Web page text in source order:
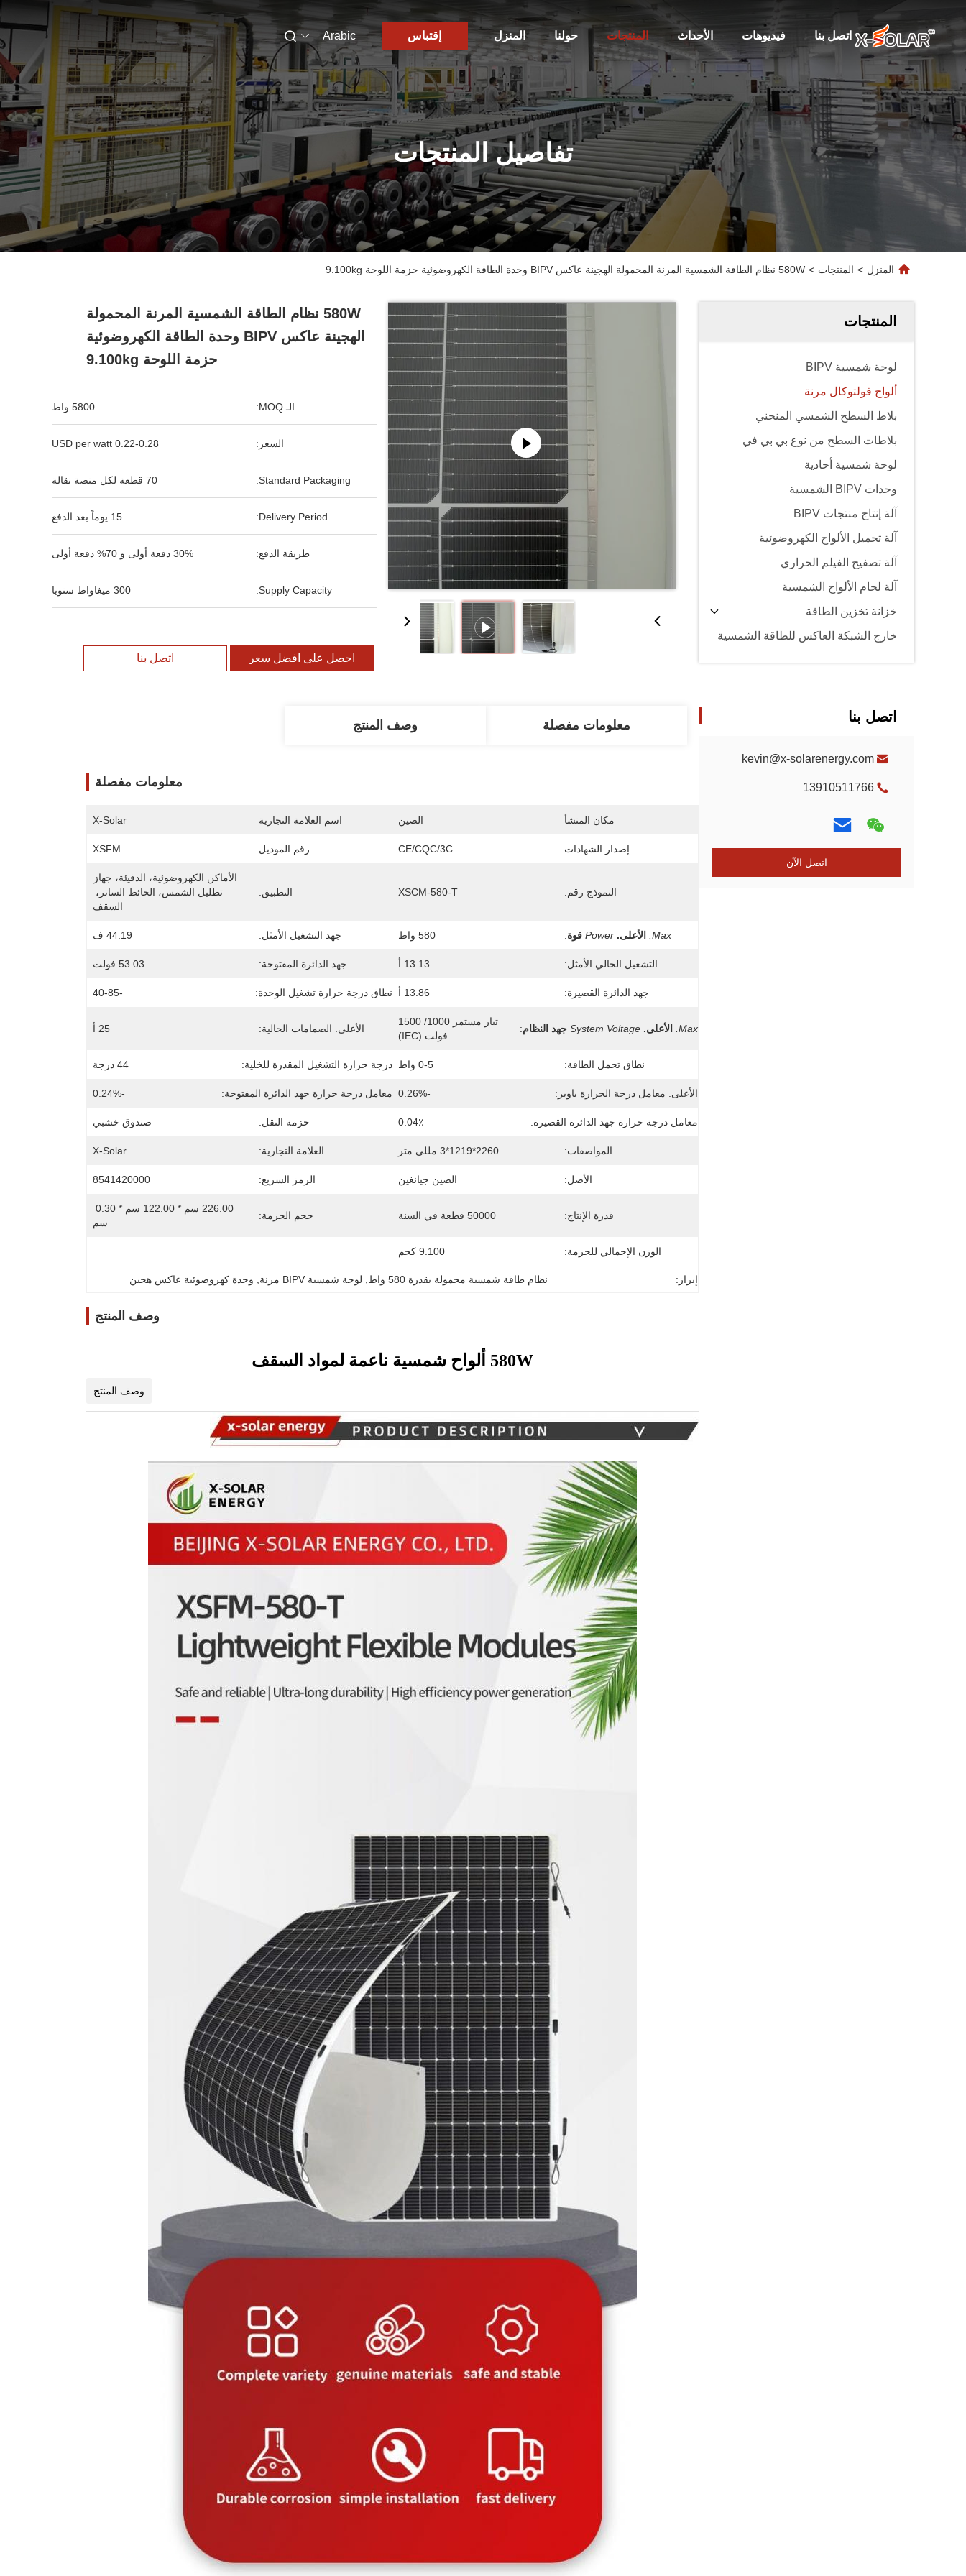
المنزل حولنا المنتجات الأحداث فيديوهات اتصل بنا إقتباس Arabic
تفاصيل المنتجات
المنزل > المنتجات > 580W نظام الطاقة الشمسية المرنة المحمولة الهجينة عاكس BIPV وحدة الطاقة الكهروضوئية حزمة اللوحة 9.100kg
المنتجات
لوحة شمسية BIPV
ألواح فولتوكال مرنة
بلاط السطح الشمسي المنحني
بلاطات السطح من نوع بي بي في
لوحة شمسية أحادية
وحدات BIPV الشمسية
آلة إنتاج منتجات BIPV
آلة تحميل الألواح الكهروضوئية
آلة تصفيح الفيلم الحراري
آلة لحام الألواح الشمسية
خزانة تخزين الطاقة
خارج الشبكة العاكس للطاقة الشمسية
اتصل بنا
kevin@x-solarenergy.com
13910511766
اتصل الآن
580W نظام الطاقة الشمسية المرنة المحمولة
الهجينة عاكس BIPV وحدة الطاقة الكهروضوئية
حزمة اللوحة 9.100kg
الـ MOQ: 5800 واط
السعر: 0.22-0.28 USD per watt
Standard Packaging: 70 قطعة لكل منصة نقالة
Delivery Period: 15 يوماً بعد الدفع
طريقة الدفع: 30% دفعة أولى و 70% دفعة أولى
Supply Capacity: 300 ميغاواط سنويا
احصل على أفضل سعر اتصل بنا
معلومات مفصلة وصف المنتج
معلومات مفصلة
مكان المنشأ الصين اسم العلامة التجارية X-Solar
إصدار الشهادات CE/CQC/3C رقم الموديل XSFM
النموذج رقم: XSCM-580-T التطبيق:
السقف
Max. الأعلى. Power قوة: 580 واط جهد التشغيل الأمثل: 44.19 ف
التشغيل الحالي الأمثل: 13.13 أ جهد الدائرة المفتوحة: 53.03 فولت
جهد الدائرة القصيرة: 13.86 أ نطاق درجة حرارة تشغيل الوحدة: -40-85
Max. الأعلى. System Voltage جهد النظام:
فولت (IEC)
الأعلى. الصمامات الحالية: 25 أ
نطاق تحمل الطاقة: 0-5 واط درجة حرارة التشغيل المقدرة للخلية: 44 درجة
الأعلى. معامل درجة الحرارة باوير: -0.26% معامل درجة حرارة جهد الدائرة المفتوحة: -0.24%
معامل درجة حرارة جهد الدائرة القصيرة: 0.04٪ حزمة النقل: صندوق خشبي
المواصفات: 2260*1219*3 مللي متر العلامة التجارية: X-Solar
الأصل: الصين جيانغين الرمز السريع: 8541420000
قدرة الإنتاج: 50000 قطعة في السنة حجم الحزمة:
سم
الوزن الإجمالي للحزمة: 9.100 كجم
إبراز: نظام طاقة شمسية محمولة بقدرة 580 واط لوحة شمسية BIPV مرنة وحدة كهروضوئية عاكس هجين
وصف المنتج
580W ألواح شمسية ناعمة لمواد السقف
وصف المنتج